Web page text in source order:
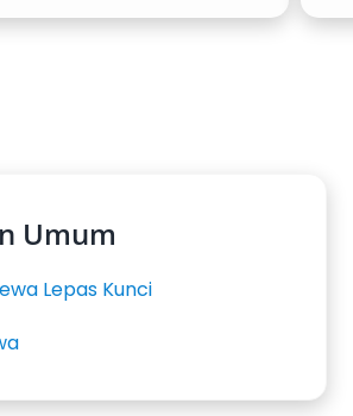
Umum
Lepas Kunci